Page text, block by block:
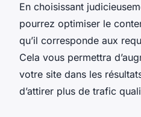
En choisissant
pourrez optimiser le
qu’il corresponde aux
Cela vous permettra
votre site dans les
d’attirer plus de trafic